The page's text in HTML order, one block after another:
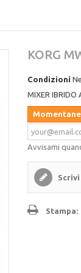
KORG
Condizioni
MIXER IBRIDO
Avvisami
Stampa: